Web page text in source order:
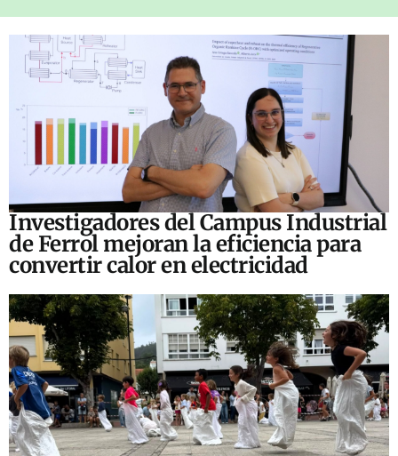
Investigadores del Campus Industrial
de Ferrol mejoran la eficiencia para
convertir calor en electricidad